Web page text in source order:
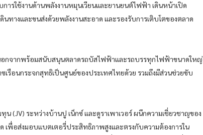
รใช้งานด้านพลังงานหมุนเวียนและยานยนต์ไฟฟ้า เดินหน้าเปิด
นทางและขนส่งด้วยพลังงานสะอาด และรองรับการเติบโตของตลาด
อกจากพร้อมสนับสนุนตลาดรถบัสไฟฟ้าและรถบรรทุกไฟฟ้าขนาดใหญ่
เรือนกระจกสุทธิเป็นศูนย์ของประเทศไทยด้วย รวมถึงมีส่วนช่วยขับ
(JV) ระหว่างบ้านปู เน็กซ์ และดูราเพาเวอร์ ผนึกความเชี่ยวชาญของ
เพื่อส่งมอบแบตเตอรี่ประสิทธิภาพสูงและตรงกับความต้องการใน